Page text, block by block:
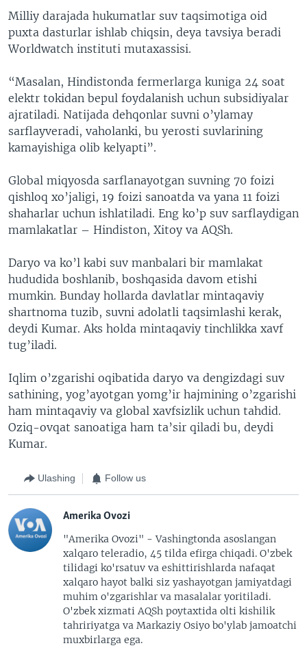
Milliy darajada hukumatlar suv taqsimotiga oid
puxta dasturlar ishlab chiqsin, deya tavsiya beradi
Worldwatch instituti mutaxassisi.
“Masalan, Hindistonda fermerlarga kuniga 24 soat
elektr tokidan bepul foydalanish uchun subsidiyalar
ajratiladi. Natijada dehqonlar suvni o’ylamay
sarflayveradi, vaholanki, bu yerosti suvlarining
kamayishiga olib kelyapti”.
Global miqyosda sarflanayotgan suvning 70 foizi
qishloq xo’jaligi, 19 foizi sanoatda va yana 11 foizi
shaharlar uchun ishlatiladi. Eng ko’p suv sarflaydigan
mamlakatlar – Hindiston, Xitoy va AQSh.
Daryo va ko’l kabi suv manbalari bir mamlakat
hududida boshlanib, boshqasida davom etishi
mumkin. Bunday hollarda davlatlar mintaqaviy
shartnoma tuzib, suvni adolatli taqsimlashi kerak,
deydi Kumar. Aks holda mintaqaviy tinchlikka xavf
tug’iladi.
Iqlim o’zgarishi oqibatida daryo va dengizdagi suv
sathining, yog’ayotgan yomg’ir hajmining o’zgarishi
ham mintaqaviy va global xavfsizlik uchun tahdid.
Oziq-ovqat sanoatiga ham ta’sir qiladi bu, deydi
Kumar.
Ulashing Follow us
Amerika Ovozi
"Amerika Ovozi" - Vashingtonda asoslangan
xalqaro teleradio, 45 tilda efirga chiqadi. O'zbek
tilidagi ko'rsatuv va eshittirishlarda nafaqat
xalqaro hayot balki siz yashayotgan jamiyatdagi
muhim o'zgarishlar va masalalar yoritiladi.
O'zbek xizmati AQSh poytaxtida olti kishilik
tahririyatga va Markaziy Osiyo bo'ylab jamoatchi
muxbirlarga ega.